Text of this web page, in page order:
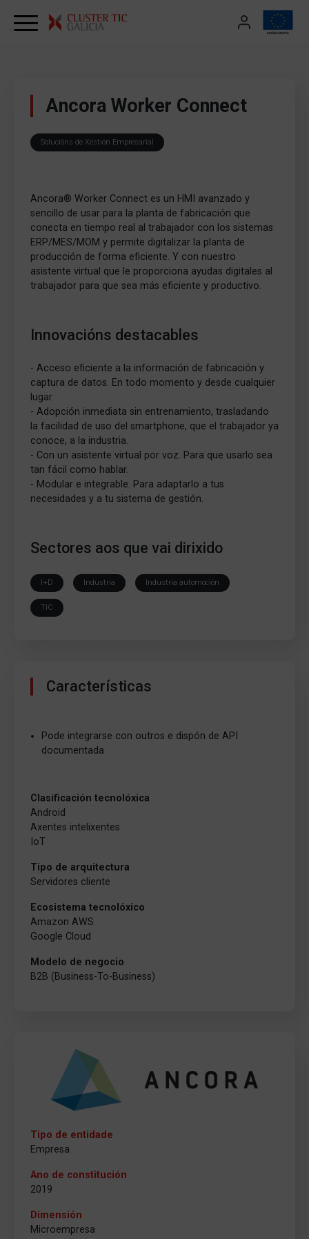
Ancora Worker Connect
Solucións de Xestión Empresarial
Ancora® Worker Connect es un HMI avanzado y
sencillo de usar para la planta de fabricación que
conecta en tiempo real al trabajador con los sistemas
ERP/MES/MOM y permite digitalizar la planta de
producción de forma eficiente. Y con nuestro
asistente virtual que le proporciona ayudas digitales al
trabajador para que sea más eficiente y productivo.
Innovacións destacables
- Acceso eficiente a la información de fabricación y
captura de datos. En todo momento y desde cualquier
lugar.
- Adopción inmediata sin entrenamiento, trasladando
la facilidad de uso del smartphone, que el trabajador ya
conoce, a la industria.
- Con un asistente virtual por voz. Para que usarlo sea
tan fácil como hablar.
- Modular e integrable. Para adaptarlo a tus
necesidades y a tu sistema de gestión.
Sectores aos que vai dirixido
I+D Industria Industria automoción
TIC
Características
Pode integrarse con outros e dispón de API
documentada
Clasificación tecnolóxica
Android
Axentes intelixentes
IoT
Tipo de arquitectura
Servidores cliente
Ecosistema tecnolóxico
Amazon AWS
Google Cloud
Modelo de negocio
B2B (Business-To-Business)
Tipo de entidade
Empresa
Ano de constitución
2019
Dimensión
Microempresa